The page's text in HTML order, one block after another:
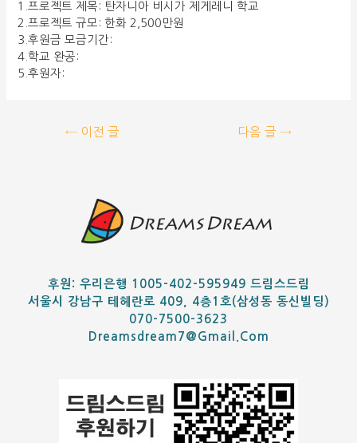
1.프로젝트 제목: 탄자니아 비시가 제게레니 학교
2.프로젝트 규모: 한화 2,500만원
3.후원금 모금기간:
4.학교 완공:
5.후원자:
←이전 글 다음 글→
후원: 우리은행 1005-402-595949 드림스드림
서울시 강남구 테헤란로 409, 4층1호(삼성동 동신빌딩)
070-7500-3623
Dreamsdream7@gmail.com